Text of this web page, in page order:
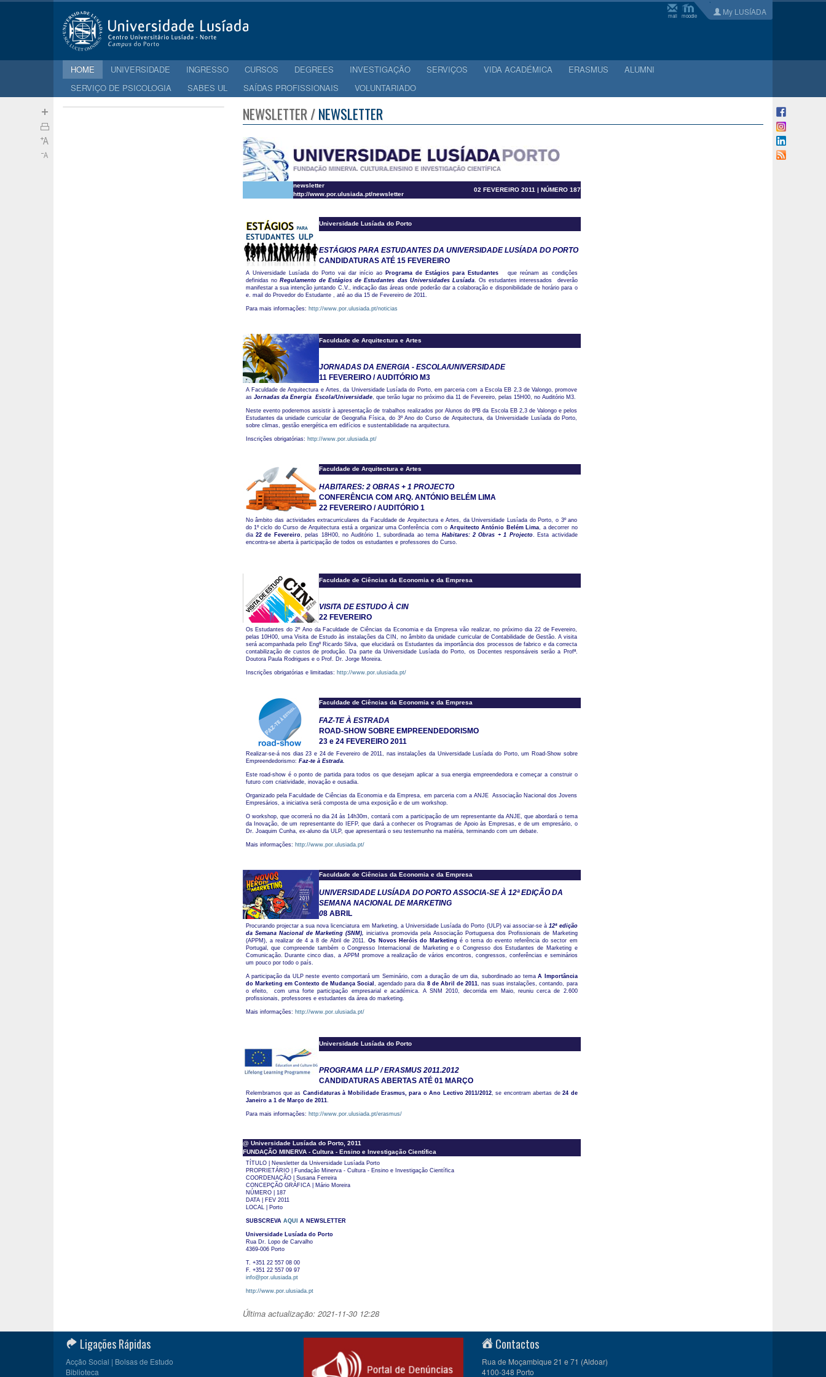
mail moodle My LUSÍADA
HOME UNIVERSIDADE INGRESSO CURSOS DEGREES INVESTIGAÇÃO SERVIÇOS VIDA ACADÉMICA ERASMUS
ALUMNI
SERVIÇO DE PSICOLOGIA
SABES UL SAÍDAS PROFISSIONAIS VOLUNTARIADO
NEWSLETTER /NEWSLETTER
newsletter
http://www.por.ulusiada.pt/newsletter
02 FEVEREIRO 2011 | NÚMERO 187
Universidade Lusíada do Porto
ESTÁGIOS PARA ESTUDANTES DA UNIVERSIDADE LUSÍADA DO PORTO
CANDIDATURAS ATÉ 15 FEVEREIRO
A Universidade Lusíada do Porto vai dar início ao Programa de Estágios para Estudantes
que reúnam as condições
definidas no Regulamento de Estágios de Estudantes das Universidades Lusíada. Os estudantes interessados deverão
manifestar a sua intenção juntando C.V., indicação das áreas onde poderão dar a colaboração e disponibilidade de horário para o
e. mail do Provedor do Estudante , até ao dia 15 de Fevereiro de 2011.
Para mais informações: http://www.por.ulusiada.pt/noticias
Faculdade de Arquitectura e Artes
JORNADAS DA ENERGIA - ESCOLA/UNIVERSIDADE
11 FEVEREIRO / AUDITÓRIO M3
A Faculdade de Arquitectura e Artes, da Universidade Lusíada do Porto, em parceria com a Escola EB 2,3 de Valongo, promove
as Jornadas da Energia  Escola/Universidade, que terão lugar no próximo dia 11 de Fevereiro, pelas 15H00, no Auditório M3.
Neste evento poderemos assistir à apresentação de trabalhos realizados por Alunos do 8ºB da Escola EB 2,3 de Valongo e pelos
Estudantes da unidade curricular de Geografia Física, do 3º Ano do Curso de Arquitectura, da Universidade Lusíada do Porto,
sobre climas, gestão energética em edifícios e sustentabilidade na arquitectura.
Inscrições obrigatórias: http://www.por.ulusiada.pt/
Faculdade de Arquitectura e Artes
HABITARES: 2 OBRAS + 1 PROJECTO
CONFERÊNCIA COM ARQ. ANTÓNIO BELÉM LIMA
22 FEVEREIRO / AUDITÓRIO 1
No âmbito das actividades extracurriculares da Faculdade de Arquitectura e Artes, da Universidade Lusíada do Porto, o 3º ano
do 1º ciclo do Curso de Arquitectura está a organizar uma Conferência com o Arquitecto António Belém Lima, a decorrer no
dia 22 de Fevereiro, pelas 18H00, no Auditório 1, subordinada ao tema Habitares: 2 Obras + 1 Projecto. Esta actividade
encontra-se aberta à participação de todos os estudantes e professores do Curso.
Faculdade de Ciências da Economia e da Empresa
VISITA DE ESTUDO À CIN
22 FEVEREIRO
Os Estudantes do 2º Ano da Faculdade de Ciências da Economia e da Empresa vão realizar, no próximo dia 22 de Fevereiro,
pelas 10H00, uma Visita de Estudo às instalações da CIN, no âmbito da unidade curricular de Contabilidade de Gestão. A visita
será acompanhada pelo Engº Ricardo Silva, que elucidará os Estudantes da importância dos processos de fabrico e da correcta
contabilização de custos de produção. Da parte da Universidade Lusíada do Porto, os Docentes responsáveis serão a Profª.
Doutora Paula Rodrigues e o Prof. Dr. Jorge Moreira.
Inscrições obrigatórias e limitadas: http://www.por.ulusiada.pt/
Faculdade de Ciências da Economia e da Empresa
FAZ-TE À ESTRADA
ROAD-SHOW SOBRE EMPREENDEDORISMO
23 e 24 FEVEREIRO 2011
Realizar-se-á nos dias 23 e 24 de Fevereiro de 2011, nas instalações da Universidade Lusíada do Porto, um Road-Show sobre
Empreendedorismo: Faz-te à Estrada.
Este road-show é o ponto de partida para todos os que desejam aplicar a sua energia empreendedora e começar a construir o
futuro com criatividade, inovação e ousadia.
Organizado pela Faculdade de Ciências da Economia e da Empresa, em parceria com a ANJE  Associação Nacional dos Jovens
Empresários, a iniciativa será composta de uma exposição e de um workshop.
O workshop, que ocorrerá no dia 24 às 14h30m, contará com a participação de um representante da ANJE, que abordará o tema
da Inovação, de um representante do IEFP, que dará a conhecer os Programas de Apoio às Empresas, e de um empresário, o
Dr. Joaquim Cunha, ex-aluno da ULP, que apresentará o seu testemunho na matéria, terminando com um debate.
Mais informações: http://www.por.ulusiada.pt/
Faculdade de Ciências da Economia e da Empresa
UNIVERSIDADE LUSÍADA DO PORTO ASSOCIA-SE À 12ª EDIÇÃO DA
SEMANA NACIONAL DE MARKETING
08 ABRIL
Procurando projectar a sua nova licenciatura em Marketing, a Universidade Lusíada do Porto (ULP) vai associar-se à12ª edição
da Semana Nacional de Marketing (SNM),iniciativa promovida pela Associação Portuguesa dos Profissionais de Marketing
(APPM), a realizar de 4 a 8 de Abril de 2011.Os Novos Heróis do Marketing é o tema do evento referência do sector em
Portugal, que compreende também o Congresso Internacional de Marketing e o Congresso dos Estudantes de Marketing e
Comunicação. Durante cinco dias, a APPM promove a realização de vários encontros, congressos, conferências e seminários
um pouco por todo o país.
A participação da ULP neste evento comportará um Seminário, com a duração de um dia, subordinado ao temaA Importância
do Marketing em Contexto de Mudança Social, agendado para dia 8 de Abril de 2011, nas suas instalações, contando, para
o efeito, com uma forte participação empresarial e académica. A SNM 2010, decorrida em Maio, reuniu cerca de 2.600
profissionais, professores e estudantes da área do marketing.
Mais informações: http://www.por.ulusiada.pt/
Universidade Lusíada do Porto
PROGRAMA LLP / ERASMUS 2011.2012
CANDIDATURAS ABERTAS ATÉ 01 MARÇO
Relembramos que as Candidaturas à Mobilidade Erasmus, para o Ano Lectivo 2011/2012, se encontram abertas de24 de
Janeiro a 1 de Março de 2011.
Para mais informações: http://www.por.ulusiada.pt/erasmus/
@ Universidade Lusíada do Porto, 2011
FUNDAÇÃO MINERVA - Cultura - Ensino e Investigação Científica
TÍTULO | Newsletter da Universidade Lusíada Porto
PROPRIETÁRIO | Fundação Minerva - Cultura - Ensino e Investigação Científica
COORDENAÇÃO | Susana Ferreira
CONCEPÇÃO GRÁFICA | Mário Moreira
NÚMERO | 187
DATA | FEV 2011
LOCAL | Porto
SUBSCREVA AQUI A NEWSLETTER
Universidade Lusíada do Porto
Rua Dr. Lopo de Carvalho
4369-006 Porto
T. +351 22 557 08 00
F. +351 22 557 09 97
info@por.ulusiada.pt
http://www.por.ulusiada.pt
Última actualização: 2021-11-30 12:28
Ligações Rápidas
Acção Social | Bolsas de Estudo
Biblioteca
Contactos
Rua de Moçambique 21 e 71 (Aldoar)
4100-348 Porto